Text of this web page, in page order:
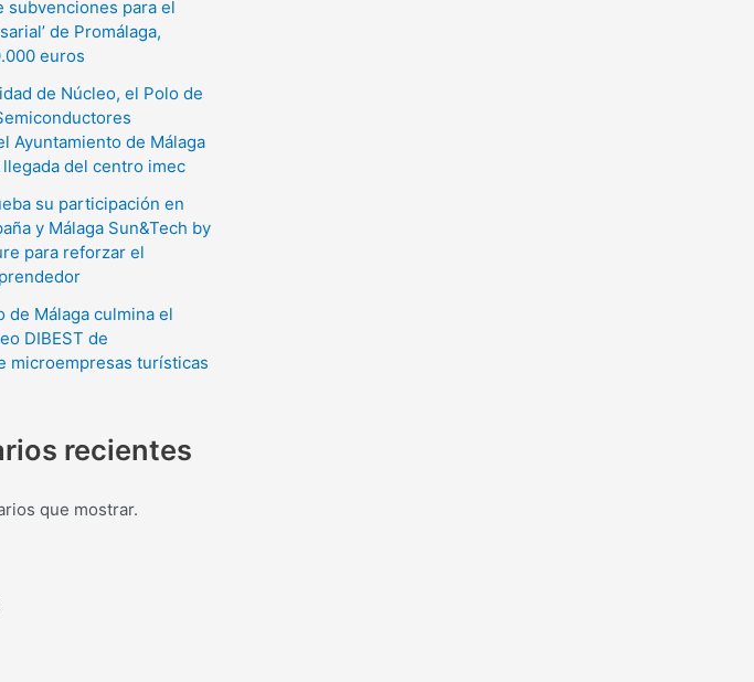
subvenciones para el
de Promálaga,
euros
de Núcleo, el Polo de
Ayuntamiento de Málaga
del centro imec
su participación en
y Málaga Sun&Tech by
para reforzar el
de Málaga culmina el
DIBEST de
microempresas turísticas
recientes
que mostrar.